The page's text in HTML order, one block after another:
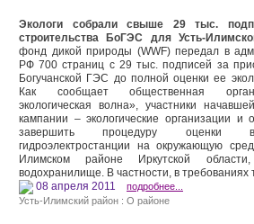
Экологи собрали свыше 29 тыс.
строительства БоГЭС для Усть-
фонд дикой природы (WWF) передал в
РФ 700 страниц с 29 тыс. подписей за
Богучанской ГЭС до полной оценки ее
Как сообщает общественная
экологическая волна», участники
кампании – экологические организации и
завершить процедуру оценки
гидроэлектростанции на окружающую
Илимском районе Иркутской
водохранилище. В частности, в требованиях
08 апреля 2011 подробнее...
Усть-Илимский район : О районе